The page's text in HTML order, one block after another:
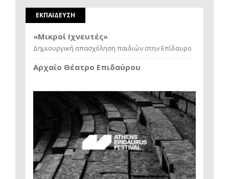
ΕΚΠΑΙΔΕΥΣΗ
«Μικροί Ιχνευτές»
Δημιουργική απασχόληση παιδιών στην Επίδαυρο
Αρχαίο Θέατρο Επιδαύρου